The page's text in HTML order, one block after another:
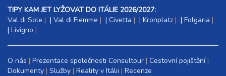
TIPY KAM JET LYŽOVAT DO ITÁLIE 2026/2027:
Val di Sole
| Val di Fiemme | Civetta | Kronplatz | Folgaria
| Livigno
O nás Prezentace společnosti Consultour Cestovní pojištění
Dokumenty Služby Reality v Itálii Recenze